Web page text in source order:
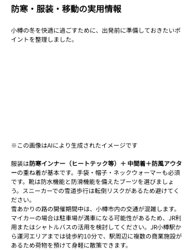
防寒・服装・移動の実用情報
小樽の冬を快適に過ごすために、出発前に準備しておきたいポ
イントを整理しました。
※この画像はAIにより生成されたイメージです
服装は防寒インナー（ヒートテック等）＋ 中間着＋防風アウタ
ーの重ね着が基本です。手袋・帽子・ネックウォーマーも必須
です。靴は防水機能と防滑機能を備えたブーツを選びましょ
う。スニーカーでの雪道歩行は転倒リスクがあるため避けてく
ださい。
雪あかりの路の開催期間中は、小樽市内の交通が混雑します。
マイカーの場合は駐車場が満車になる可能性があるため、JR利
用またはシャトルバスの活用を検討してください。JR小樽駅か
ら運河エリアまでは徒歩約10分で、駅周辺に複数の商業施設が
あるため荷物を預けて身軽に散策できます。